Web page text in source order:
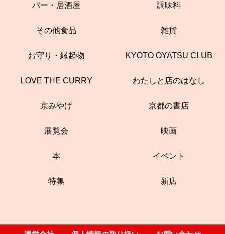
バー・居酒屋 調味料
その他食品 雑貨
お守り・縁起物 KYOTO OYATSU CLUB
LOVE THE CURRY わたしと店のはなし
京みやげ 京都の書店
展覧会 映画
本 イベント
特集 新店